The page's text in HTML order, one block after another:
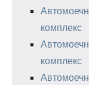
комплекс
комплекс